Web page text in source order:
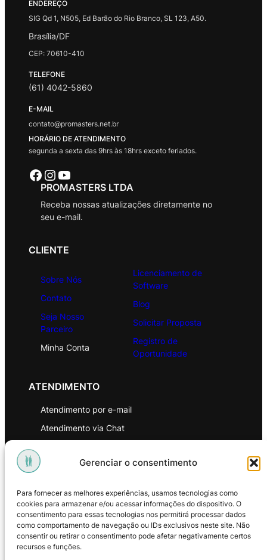
Gerenciar o consentimento
Para fornecer as melhores experiências, usamos tecnologias como
cookies para armazenar e/ou acessar informações do dispositivo. O
consentimento para essas tecnologias nos permitirá processar dados
como comportamento de navegação ou IDs exclusivos neste site. Não
consentir ou retirar o consentimento pode afetar negativamente certos
recursos e funções.
ENDEREÇO
SIG Qd 1, N505, Ed Barão do Rio Branco, SL 123, A50.
Brasília/DF
CEP: 70610-410
TELEFONE
(61) 4042-5860
E-MAIL
contato@promasters.net.br
HORÁRIO DE ATENDIMENTO
segunda a sexta das 9hrs às 18hrs exceto feriados.
Facebook Instagram Youtube
PROMASTERS LTDA
Receba nossas atualizações diretamente no
seu e-mail.
CLIENTE
Sobre Nós
Contato
Seja Nosso
Parceiro
Minha Conta
Licenciamento de
Software
Blog
Solicitar Proposta
Registro de
Oportunidade
ATENDIMENTO
Atendimento por e-mail
Atendimento via Chat
Política de Privacidade
Política de Troca e Devoluções
Política de Reembolso